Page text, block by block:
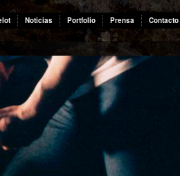
Noticias Portfolio Prensa Contacto